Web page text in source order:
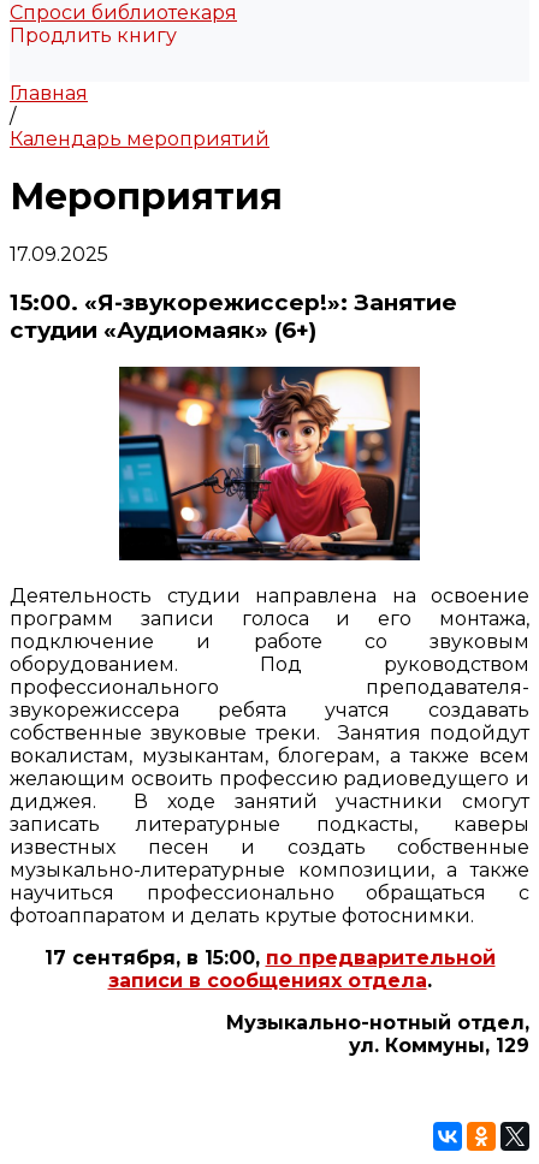
Спроси библиотекаря
Продлить книгу
Главная
/
Календарь мероприятий
Мероприятия
17.09.2025
15:00. «Я-звукорежиссер!»: Занятие
студии «Аудиомаяк» (6+)
Деятельность студии направлена на освоение
программ записи голоса и его монтажа,
подключение и работе со звуковым
оборудованием. Под руководством
профессионального преподавателя-
звукорежиссера ребята учатся создавать
собственные звуковые треки. Занятия подойдут
вокалистам, музыкантам, блогерам, а также всем
желающим освоить профессию радиоведущего и
диджея. В ходе занятий участники смогут
записать литературные подкасты, каверы
известных песен и создать собственные
музыкально-литературные композиции, а также
научиться профессионально обращаться с
фотоаппаратом и делать крутые фотоснимки.
17 сентября, в 15:00, по предварительной
записи в сообщениях отдела.
Музыкально-нотный отдел,
ул. Коммуны, 129